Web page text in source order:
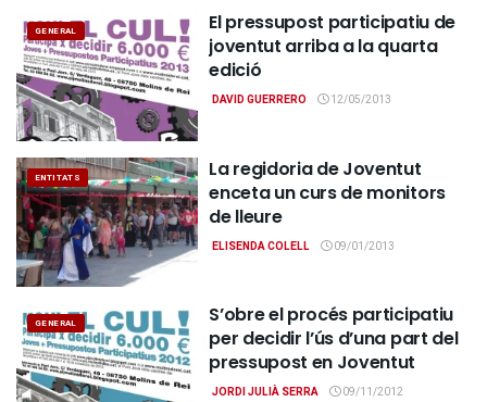
GENERAL
El pressupost participatiu de
joventut arriba a la quarta
edició
DAVID GUERRERO 12/05/2013
ENTITATS
La regidoria de Joventut
enceta un curs de monitors
de lleure
ELISENDA COLELL 09/01/2013
GENERAL
S’obre el procés participatiu
per decidir l’ús d’una part del
pressupost en Joventut
JORDI JULIÀ SERRA 09/11/2012